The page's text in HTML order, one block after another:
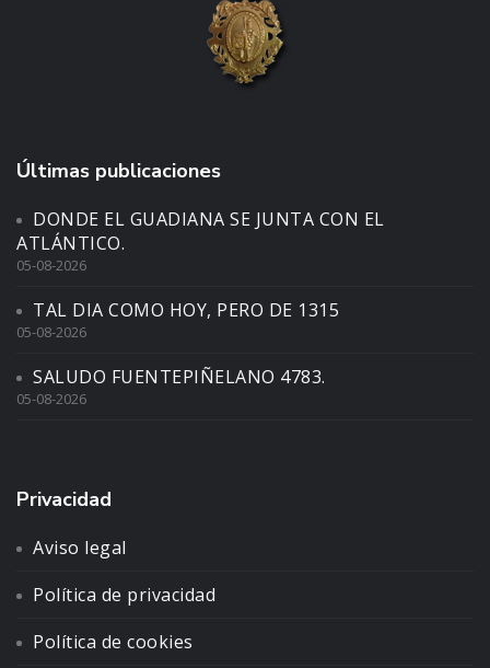
Últimas publicaciones
DONDE EL GUADIANA SE JUNTA CON EL
ATLÁNTICO.
05-08-2026
TAL DIA COMO HOY, PERO DE 1315
05-08-2026
SALUDO FUENTEPIÑELANO 4783.
05-08-2026
Privacidad
Aviso legal
Política de privacidad
Política de cookies